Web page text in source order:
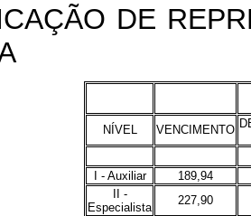
DE
NÍVEL VENCIMENTO
I - Auxiliar
189,94
II -
Especialista
227,90